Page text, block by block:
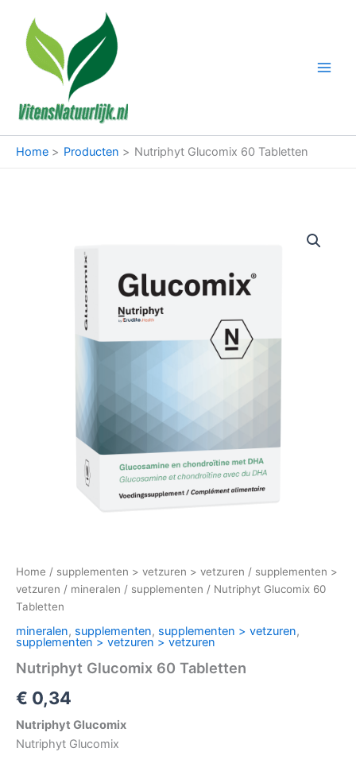
inhoud
Home Producten Nutriphyt Glucomix 60 Tabletten
Home / supplementen > vetzuren > vetzuren / supplementen >
vetzuren / mineralen / supplementen / Nutriphyt Glucomix 60
Tabletten
mineralen, supplementen, supplementen > vetzuren,
supplementen > vetzuren > vetzuren
Nutriphyt Glucomix 60 Tabletten
€ 0,34
Nutriphyt Glucomix
Nutriphyt Glucomix